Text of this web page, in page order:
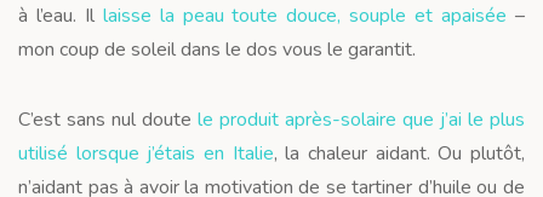
à l’eau. Il laisse la peau toute douce, souple et apaisée –
mon coup de soleil dans le dos vous le garantit.
C’est sans nul doute le produit après-solaire que j’ai le plus
utilisé lorsque j’étais en Italie, la chaleur aidant. Ou plutôt,
n’aidant pas à avoir la motivation de se tartiner d’huile ou de